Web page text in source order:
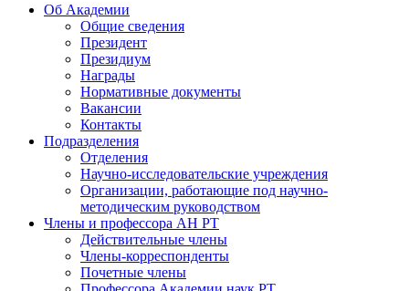
Об Академии
Общие сведения
Президент
Президиум
Награды
Нормативные документы
Вакансии
Контакты
Подразделения
Отделения
Научно-исследовательские учреждения
Организации, работающие под научно-
методическим руководством
Члены и профессора АН РТ
Действительные члены
Члены-корреспонденты
Почетные члены